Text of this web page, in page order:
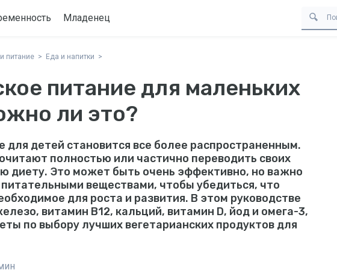
Младенец
питание Еда и напитки
питание для маленьких
ли это?
для детей становится все более распространенным.
полностью или частично переводить своих
диету. Это может быть очень эффективно, но важно
веществами, чтобы убедиться, что
для роста и развития. В этом руководстве
витамин B12, кальций, витамин D, йод и омега-3,
по выбору лучших вегетарианских продуктов для